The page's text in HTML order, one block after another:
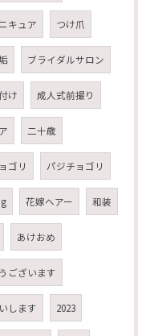
キュア つけ爪
ブライダルサロン
け 成人式前撮り
二十歳
ゴリ パジチョゴリ
花嫁ヘアー 和装
あけおめ
ございます
します 2023